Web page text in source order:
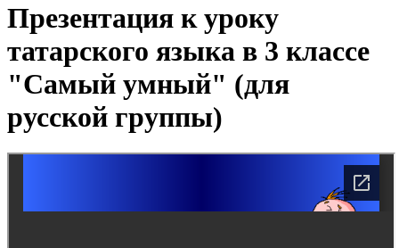
Презентация к уроку
татарского языка в 3 классе
"Самый умный" (для
русской группы)